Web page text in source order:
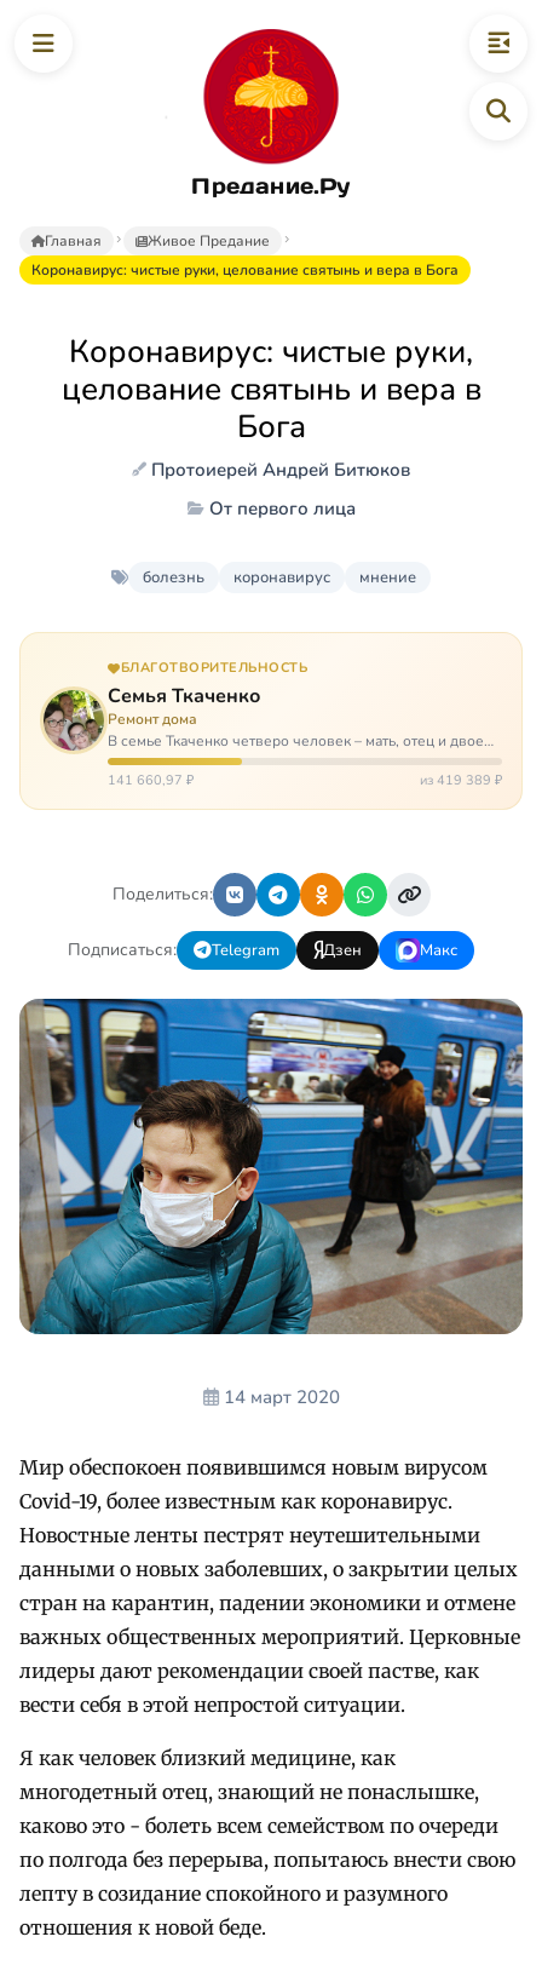
Предание.Ру
Главная
Живое Предание
Коронавирус: чистые руки, целование святынь и вера в Бога
Коронавирус: чистые руки,
целование святынь и вера в
Бога
Протоиерей Андрей Битюков
От первого лица
болезнь коронавирус мнение
БЛАГОТВОРИТЕЛЬНОСТЬ
Семья Ткаченко
Ремонт дома
В семье Ткаченко четверо человек – мать, отец и двое
сыновей. И это семья – крепость. У них столько проблем
и бед, что хватило бы на много семей. Трое из четверых
141 660,97 ₽ из 419 389 ₽
Поделиться:
Подписаться: Telegram Дзен Макс
14 март 2020
Мир обеспокоен появившимся новым вирусом
Covid-19, более известным как коронавирус.
Новостные ленты пестрят неутешительными
данными о новых заболевших, о закрытии целых
стран на карантин, падении экономики и отмене
важных общественных мероприятий. Церковные
лидеры дают рекомендации своей пастве, как
вести себя в этой непростой ситуации.
Я как человек близкий медицине, как
многодетный отец, знающий не понаслышке,
каково это - болеть всем семейством по очереди
по полгода без перерыва, попытаюсь внести свою
лепту в созидание спокойного и разумного
отношения к новой беде.